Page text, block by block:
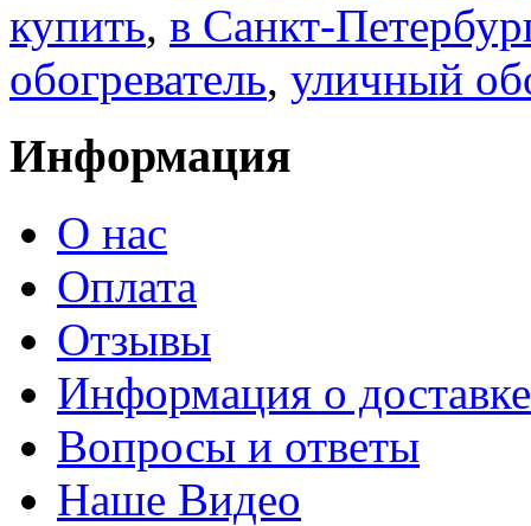
купить, в Санкт-
обогреватель, уличный
Информация
О нас
Оплата
Отзывы
Информация о доставке
Вопросы и ответы
Наше Видео